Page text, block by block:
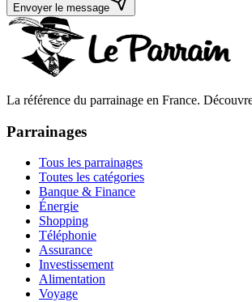
Envoyer le message
La référence du parrainage en France.
Parrainages
Tous les parrainages
Toutes les catégories
Banque & Finance
Énergie
Shopping
Téléphonie
Assurance
Investissement
Alimentation
Voyage